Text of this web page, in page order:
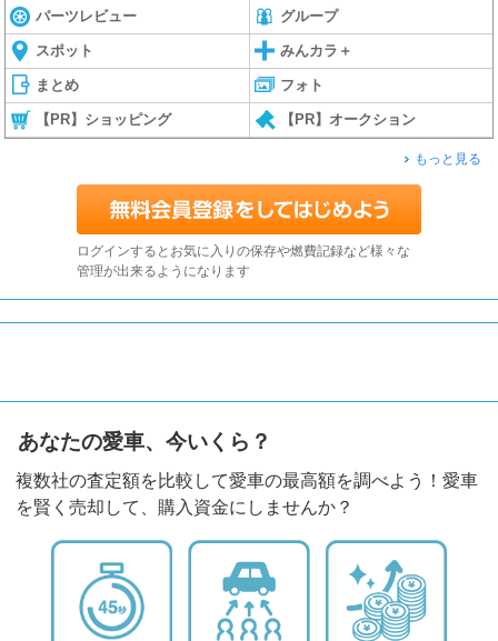
パーツレビュー グループ
スポット みんカラ＋
まとめ フォト
【PR】ショッピング 【PR】オークション
もっと見る
ログインするとお気に入りの保存や燃費記録など様々な
管理が出来るようになります
あなたの愛車、今いくら？
複数社の査定額を比較して愛車の最高額を調べよう！愛車
を賢く売却して、購入資金にしませんか？